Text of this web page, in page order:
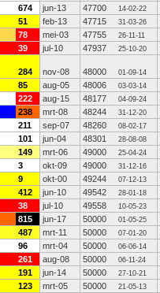
674 jun-13 47700 14-02-22
51 feb-13 47715 31-03-26
78 mei-03 47755 26-11-11
39 jul-10 47937 25-10-20
284 nov-08 48000 01-09-14
85 aug-05 48006 03-03-14
222 aug-15 48177 04-09-24
238 mrt-08 48244 31-12-20
211 sep-07 48260 08-02-17
101 jun-04 48301 28-08-08
149 mrt-06 49000 25-04-24
3 okt-09 49000 31-12-16
9 okt-00 49244 07-12-13
412 jun-10 49542 28-01-18
38 jul-10 49558 10-05-23
815 jun-17 50000 01-05-25
487 mrt-11 50000 07-01-20
96 mrt-04 50000 06-06-14
261 aug-08 50000 06-11-24
191 jun-14 50000 27-10-21
123 mrt-05 50000 21-05-13